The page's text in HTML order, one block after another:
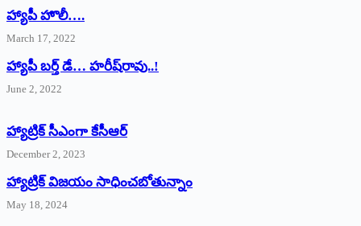
హ్యాపీ హొలీ….
March 17, 2022
హ్యాపీ బర్త్ ‌డే… హరీష్‌రావు..!
June 2, 2022
హ్యాట్రిక్‌ ‌సీఎంగా కేసీఆర్‌
December 2, 2023
హ్యాట్రిక్‌ విజయం సాధించబోతున్నాం
May 18, 2024